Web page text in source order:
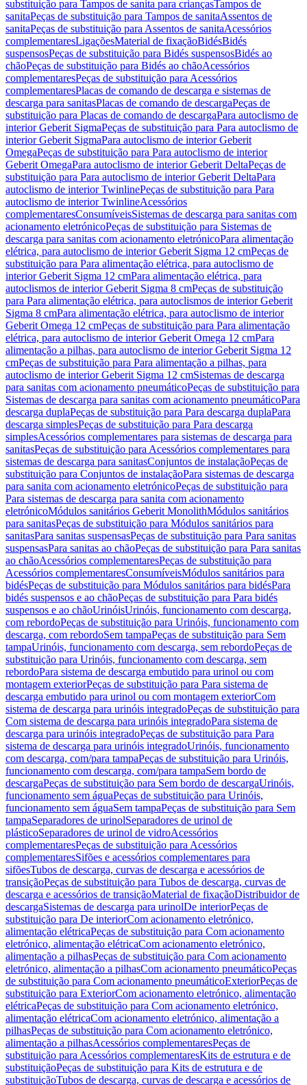
substituição para Tampos de sanita para criançasTampos de
sanitaPeças de substituição para Tampos de sanitaAssentos de
sanitaPeças de substituição para Assentos de sanitaAcessórios
complementaresLigaçõesMaterial de fixaçãoBidésBidés
suspensosPeças de substituição para Bidés suspensosBidés ao
chãoPeças de substituição para Bidés ao chãoAcessórios
complementaresPeças de substituição para Acessórios
complementaresPlacas de comando de descarga e sistemas de
descarga para sanitasPlacas de comando de descargaPeças de
substituição para Placas de comando de descargaPara autoclismo de
interior Geberit SigmaPeças de substituição para Para autoclismo de
interior Geberit SigmaPara autoclismo de interior Geberit
OmegaPeças de substituição para Para autoclismo de interior
Geberit OmegaPara autoclismo de interior Geberit DeltaPeças de
substituição para Para autoclismo de interior Geberit DeltaPara
autoclismo de interior TwinlinePeças de substituição para Para
autoclismo de interior TwinlineAcessórios
complementaresConsumíveisSistemas de descarga para sanitas com
acionamento eletrónicoPeças de substituição para Sistemas de
descarga para sanitas com acionamento eletrónicoPara alimentação
elétrica, para autoclismo de interior Geberit Sigma 12 cmPeças de
substituição para Para alimentação elétrica, para autoclismo de
interior Geberit Sigma 12 cmPara alimentação elétrica, para
autoclismos de interior Geberit Sigma 8 cmPeças de substituição
para Para alimentação elétrica, para autoclismos de interior Geberit
Sigma 8 cmPara alimentação elétrica, para autoclismo de interior
Geberit Omega 12 cmPeças de substituição para Para alimentação
elétrica, para autoclismo de interior Geberit Omega 12 cmPara
alimentação a pilhas, para autoclismo de interior Geberit Sigma 12
cmPeças de substituição para Para alimentação a pilhas, para
autoclismo de interior Geberit Sigma 12 cmSistemas de descarga
para sanitas com acionamento pneumáticoPeças de substituição para
Sistemas de descarga para sanitas com acionamento pneumáticoPara
descarga duplaPeças de substituição para Para descarga duplaPara
descarga simplesPeças de substituição para Para descarga
simplesAcessórios complementares para sistemas de descarga para
sanitasPeças de substituição para Acessórios complementares para
sistemas de descarga para sanitasConjuntos de instalaçãoPeças de
substituição para Conjuntos de instalaçãoPara sistemas de descarga
para sanita com acionamento eletrónicoPeças de substituição para
Para sistemas de descarga para sanita com acionamento
eletrónicoMódulos sanitários Geberit MonolithMódulos sanitários
para sanitasPeças de substituição para Módulos sanitários para
sanitasPara sanitas suspensasPeças de substituição para Para sanitas
suspensasPara sanitas ao chãoPeças de substituição para Para sanitas
ao chãoAcessórios complementaresPeças de substituição para
Acessórios complementaresConsumíveisMódulos sanitários para
bidésPeças de substituição para Módulos sanitários para bidésPara
bidés suspensos e ao chãoPeças de substituição para Para bidés
suspensos e ao chãoUrinóisUrinóis, funcionamento com descarga,
com rebordoPeças de substituição para Urinóis, funcionamento com
descarga, com rebordoSem tampaPeças de substituição para Sem
tampaUrinóis, funcionamento com descarga, sem rebordoPeças de
substituição para Urinóis, funcionamento com descarga, sem
rebordoPara sistema de descarga embutido para urinol ou com
montagem exteriorPeças de substituição para Para sistema de
descarga embutido para urinol ou com montagem exteriorCom
sistema de descarga para urinóis integradoPeças de substituição para
Com sistema de descarga para urinóis integradoPara sistema de
descarga para urinóis integradoPeças de substituição para Para
sistema de descarga para urinóis integradoUrinóis, funcionamento
com descarga, com/para tampaPeças de substituição para Urinóis,
funcionamento com descarga, com/para tampaSem bordo de
descargaPeças de substituição para Sem bordo de descargaUrinóis,
funcionamento sem águaPeças de substituição para Urinóis,
funcionamento sem águaSem tampaPeças de substituição para Sem
tampaSeparadores de urinolSeparadores de urinol de
plásticoSeparadores de urinol de vidroAcessórios
complementaresPeças de substituição para Acessórios
complementaresSifões e acessórios complementares para
sifõesTubos de descarga, curvas de descarga e acessórios de
transiçãoPeças de substituição para Tubos de descarga, curvas de
descarga e acessórios de transiçãoMaterial de fixaçãoDistribuidor de
descargaSistemas de descarga para urinolDe interiorPeças de
substituição para De interiorCom acionamento eletrónico,
alimentação elétricaPeças de substituição para Com acionamento
eletrónico, alimentação elétricaCom acionamento eletrónico,
alimentação a pilhasPeças de substituição para Com acionamento
eletrónico, alimentação a pilhasCom acionamento pneumáticoPeças
de substituição para Com acionamento pneumáticoExteriorPeças de
substituição para ExteriorCom acionamento eletrónico, alimentação
elétricaPeças de substituição para Com acionamento eletrónico,
alimentação elétricaCom acionamento eletrónico, alimentação a
pilhasPeças de substituição para Com acionamento eletrónico,
alimentação a pilhasAcessórios complementaresPeças de
substituição para Acessórios complementaresKits de estrutura e de
substituiçãoPeças de substituição para Kits de estrutura e de
substituiçãoTubos de descarga, curvas de descarga e acessórios de